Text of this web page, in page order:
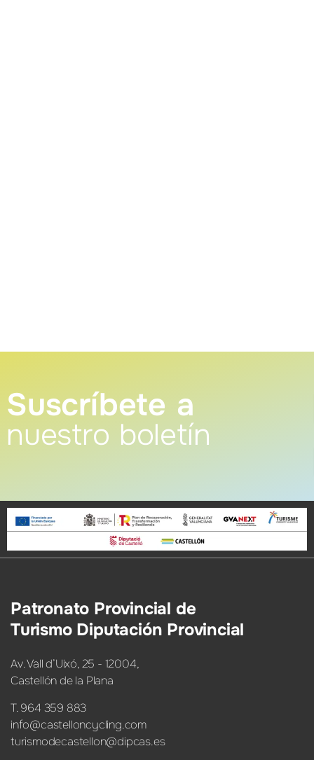
Suscríbete a
nuestro boletín
Patronato Provincial de
Turismo Diputación Provincial
Av. Vall d’Uixó, 25 - 12004,
Castellón de la Plana
T. 964 359 883
info@castelloncycling.com
turismodecastellon@dipcas.es